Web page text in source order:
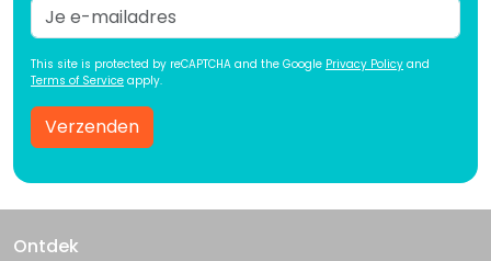
This site is protected by reCAPTCHA and the Google Privacy Policy and
Terms of Service apply.
Verzenden
Ontdek